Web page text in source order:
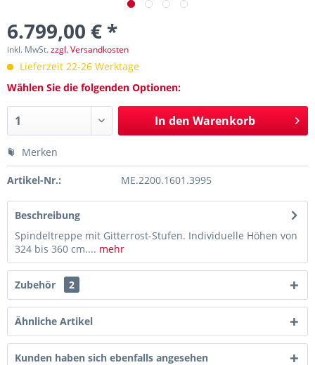
6.799,00 € *
inkl. MwSt.zzgl. Versandkosten
Lieferzeit 22-26 Werktage
Wählen Sie die folgenden Optionen:
In den Warenkorb
Merken
Artikel-Nr.: ME.2200.1601.3995
Beschreibung
Spindeltreppe mit Gitterrost-Stufen. Individuelle Höhen von
324 bis 360 cm.... mehr
Zubehör 2
Ähnliche Artikel
Kunden haben sich ebenfalls angesehen